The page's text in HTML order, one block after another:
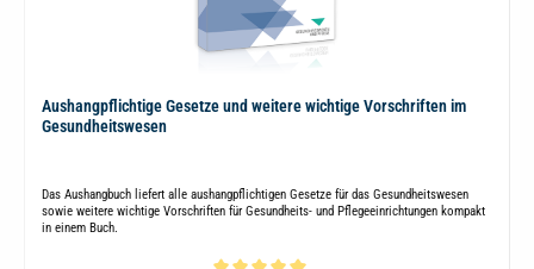
Aushangpflichtige Gesetze und weitere wichtige Vorschriften im
Gesundheitswesen
Das Aushangbuch liefert alle aushangpflichtigen Gesetze für das Gesundheitswesen
sowie weitere wichtige Vorschriften für Gesundheits- und Pflegeeinrichtungen kompakt
in einem Buch.